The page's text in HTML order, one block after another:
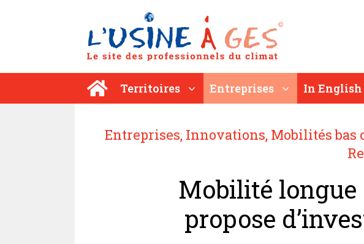
Territoires Entreprises In English
Entreprises, Innovations, Mobilités bas
Mobilité longue
propose